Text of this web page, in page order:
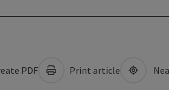
PDF Print article